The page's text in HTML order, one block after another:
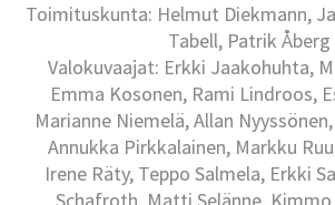
Toimituskunta: Helmut Diekmann,
Tabell, Patrik Åberg
Valokuvaajat: Erkki Jaakohuhta,
Emma Kosonen, Rami Lindroos,
Marianne Niemelä, Allan
Annukka Pirkkalainen, Markku
Irene Räty, Teppo Salmela, Erkki